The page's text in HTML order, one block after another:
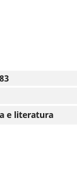
e literatura